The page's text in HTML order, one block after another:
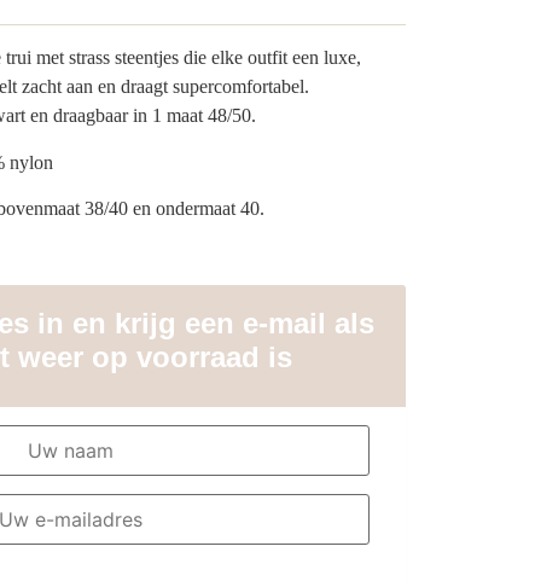
met strass steentjes die elke outfit een luxe,
zacht aan en draagt supercomfortabel.
en draagbaar in 1 maat 48/50.
nylon
38/40 en ondermaat 40.
in en krijg een e-mail als
weer op voorraad is